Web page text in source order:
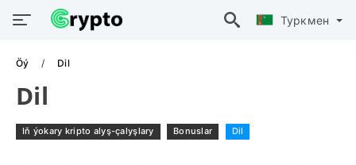
Туркмен
Öý Dil
Dil
Iň ýokary kripto alyş-çalyşlary Bonuslar Dil